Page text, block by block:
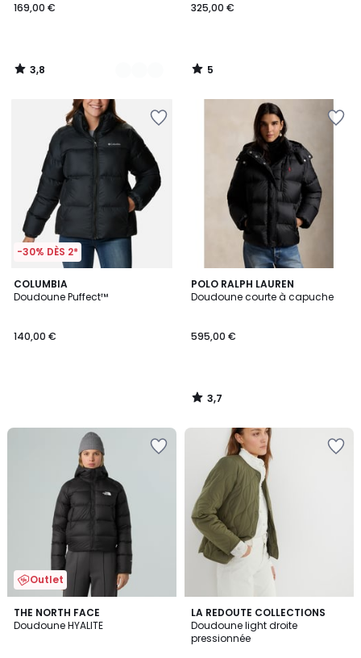
169,00 €
3,8
/
325,00 €
5
/
-30% DÈS 2*
COLUMBIA
Doudoune Puffect™
140,00 €
POLO RALPH LAUREN
Doudoune courte à capuche
595,00 €
3,7
/ 5
3,7
/
Outlet
THE NORTH FACE
Doudoune HYALITE
LA REDOUTE COLLECTIONS
Doudoune light droite
pressionnée
4,7
/ 5